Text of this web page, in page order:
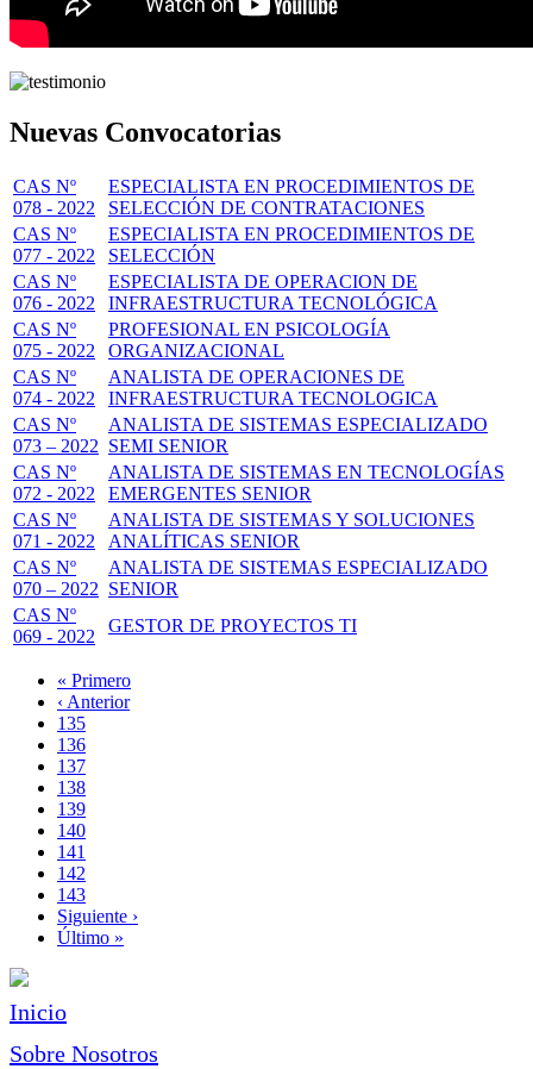
Nuevas Convocatorias
CAS Nº
078 - 2022
ESPECIALISTA EN PROCEDIMIENTOS DE
SELECCIÓN DE CONTRATACIONES
CAS Nº
077 - 2022
ESPECIALISTA EN PROCEDIMIENTOS DE
SELECCIÓN
CAS Nº
076 - 2022
ESPECIALISTA DE OPERACION DE
INFRAESTRUCTURA TECNOLÓGICA
CAS Nº
075 - 2022
PROFESIONAL EN PSICOLOGÍA
ORGANIZACIONAL
CAS Nº
074 - 2022
ANALISTA DE OPERACIONES DE
INFRAESTRUCTURA TECNOLOGICA
CAS Nº
073 – 2022
ANALISTA DE SISTEMAS ESPECIALIZADO
SEMI SENIOR
CAS Nº
072 - 2022
ANALISTA DE SISTEMAS EN TECNOLOGÍAS
EMERGENTES SENIOR
CAS Nº
071 - 2022
ANALISTA DE SISTEMAS Y SOLUCIONES
ANALÍTICAS SENIOR
CAS Nº
070 – 2022
ANALISTA DE SISTEMAS ESPECIALIZADO
SENIOR
CAS Nº
069 - 2022
GESTOR DE PROYECTOS TI
Paginación
Primera
página
« Primero
Página
anterior
‹ Anterior
Page
135
Page
136
Page
137
Page
138
Página
actual
139
Page
140
Page
141
Page
142
Page
143
Siguiente
página
Siguiente ›
Última
Último »
Inicio
Sobre Nosotros